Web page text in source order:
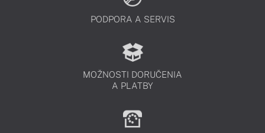
PODPORA A SERVIS
MOŽNOSTI DORUČENIA
A PLATBY